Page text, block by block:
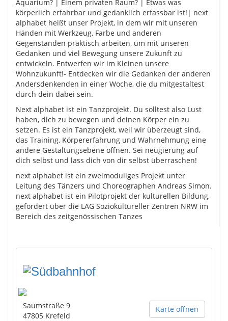
Aquarium? | Einem privaten Raum? | Etwas was
körperlich erfahrbar und gedanklich erfassbar ist!| next
alphabet heißt unser Projekt, in dem wir mit unseren
Händen mit Werkzeug, Farbe und anderen
Gegenständen praktisch arbeiten, um mit unseren
Gedanken und viel Bewegung unsere Zukunft zu
entwickeln. Entwerfen wir im Kleinen unsere
Wohnzukunft!- Entdecken wir die Gedanken der anderen
Andersdenkenden in einer Woche, die du mitgestaltest
durch dein dabei sein.
Next alphabet ist ein Tanzprojekt. Du solltest also Lust
haben, dich zu bewegen und deinen Körper ein zu
setzen. Es ist ein Tanzprojekt, weil wir überzeugt sind,
das Training, Körpererfahrung und Wahrnehmung eine
andere Gestaltungsebene öffnen. Sei neugierung auf
dich selbst und lass dich von dir selbst überraschen!
next alphabet ist ein zweimoduliges Projekt unter
Leitung des Tänzers und Choreographen Andreas Simon.
next alphabet ist ein Pilotprojekt der kulturellen Bildung,
gefördert über die LAG Soziokultureller Zentren NRW im
Bereich des zeitgenössischen Tanzes
Karte öffnen
Saumstraße 9
47805 Krefeld